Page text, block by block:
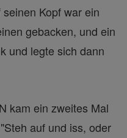
Kopf war ein
gebacken, und ein
und legte sich dann
kam ein zweites Mal
auf und iss, oder